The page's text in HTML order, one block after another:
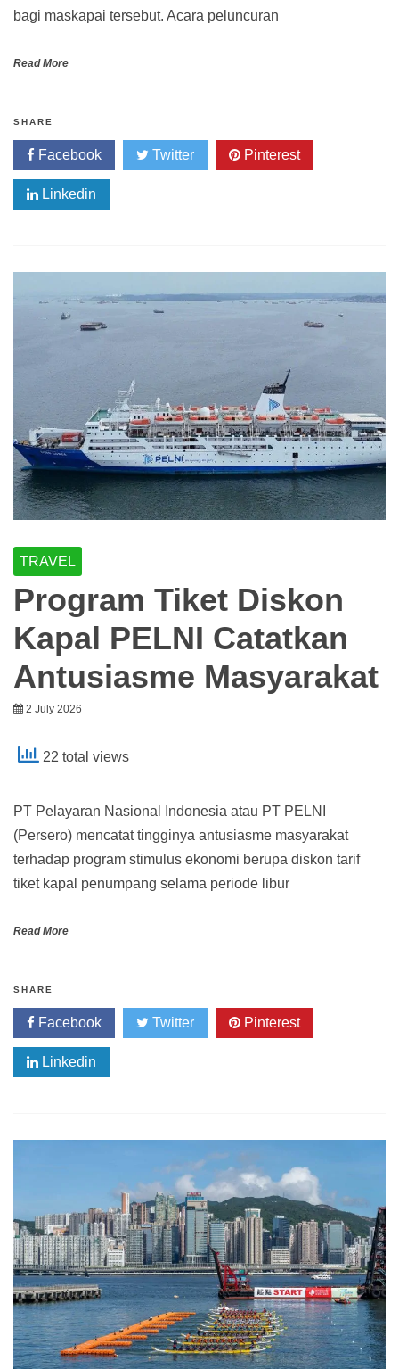
bagi maskapai tersebut. Acara peluncuran
Read More
SHARE
Facebook Twitter Pinterest
Linkedin
TRAVEL
Program Tiket Diskon
Kapal PELNI Catatkan
Antusiasme Masyarakat
2 July 2026
22 total views
PT Pelayaran Nasional Indonesia atau PT PELNI
(Persero) mencatat tingginya antusiasme masyarakat
terhadap program stimulus ekonomi berupa diskon tarif
tiket kapal penumpang selama periode libur
Read More
SHARE
Facebook Twitter Pinterest
Linkedin